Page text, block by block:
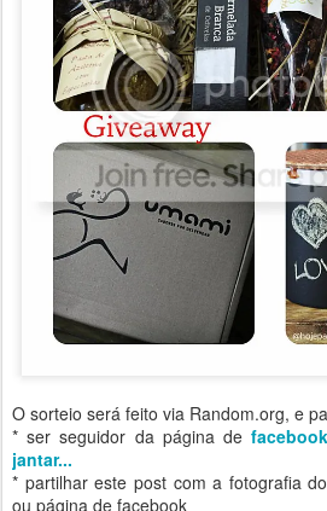
O sorteio será feito via Random.org, e
* ser seguidor da página defacebook
jantar...
* partilhar este post com a fotografia
ou página de facebook